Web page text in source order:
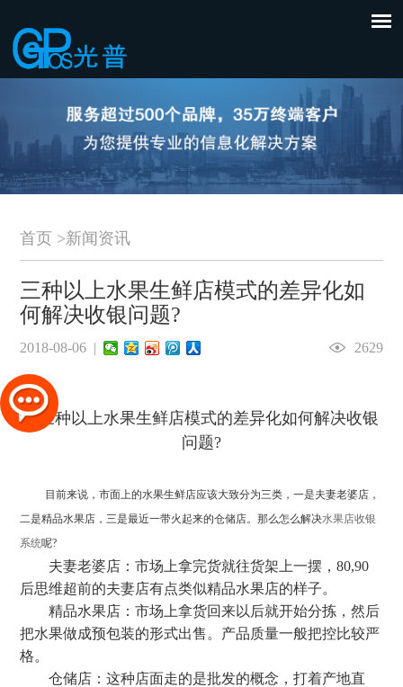
首页 >新闻资讯
三种以上水果生鲜店模式的差异化如
何解决收银问题?
2018-08-06 | 2629
目前来说，市面上的水果生鲜店应该大致分为三类，一是夫妻老婆店，
二是精品水果店，三是最近一带火起来的仓储店。那么怎么解决水果店收银
系统呢?
夫妻老婆店：市场上拿完货就往货架上一摆，80,90
后思维超前的夫妻店有点类似精品水果店的样子。
精品水果店：市场上拿货回来以后就开始分拣，然后
把水果做成预包装的形式出售。产品质量一般把控比较严
格。
仓储店：这种店面走的是批发的概念，打着产地直